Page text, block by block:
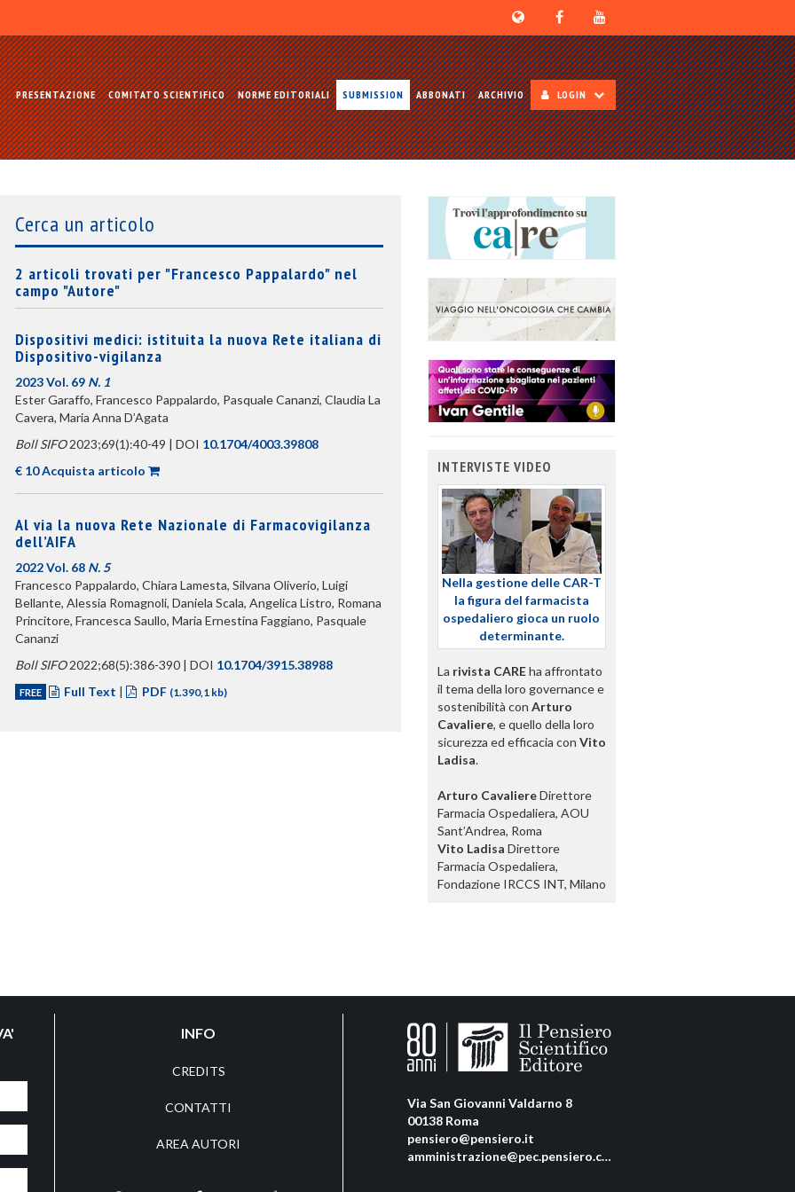
PRESENTAZIONE COMITATO SCIENTIFICO NORME EDITORIALI SUBMISSION ABBONATI ARCHIVIO LOGIN
Cerca un articolo
2 articoli trovati per "Francesco Pappalardo" nel
campo "Autore"
Dispositivi medici: istituita la nuova Rete italiana di
Dispositivo-vigilanza
2023 Vol. 69 N. 1
Ester Garaffo, Francesco Pappalardo, Pasquale Cananzi, Claudia La
Cavera, Maria Anna D’Agata
Boll SIFO2023;69(1):40-49 | DOI 10.1704/4003.39808
€ 10 Acquista articolo
Al via la nuova Rete Nazionale di Farmacovigilanza
dell’AIFA
2022 Vol. 68 N. 5
Francesco Pappalardo, Chiara Lamesta, Silvana Oliverio, Luigi
Bellante, Alessia Romagnoli, Daniela Scala, Angelica Listro, Romana
Princitore, Francesca Saullo, Maria Ernestina Faggiano, Pasquale
Cananzi
Boll SIFO2022;68(5):386-390 | DOI 10.1704/3915.38988
FREE Full Text | PDF (1.390,1 kb)
INTERVISTE VIDEO
Nella gestione delle CAR-T
la figura del farmacista
ospedaliero gioca un ruolo
determinante.
La rivista CAREha affrontato
il tema della loro governance e
sostenibilità con Arturo
Cavaliere, e quello della loro
sicurezza ed efficacia con Vito
Ladisa.
Arturo CavaliereDirettore
Farmacia Ospedaliera, AOU
Sant’Andrea, Roma
Vito Ladisa Direttore
Farmacia Ospedaliera,
Fondazione IRCCS INT, Milano
INFO
CREDITS
CONTATTI
AREA AUTORI
Via San Giovanni Valdarno 8
00138 Roma
pensiero@pensiero.it
amministrazione@pec.pensiero.com